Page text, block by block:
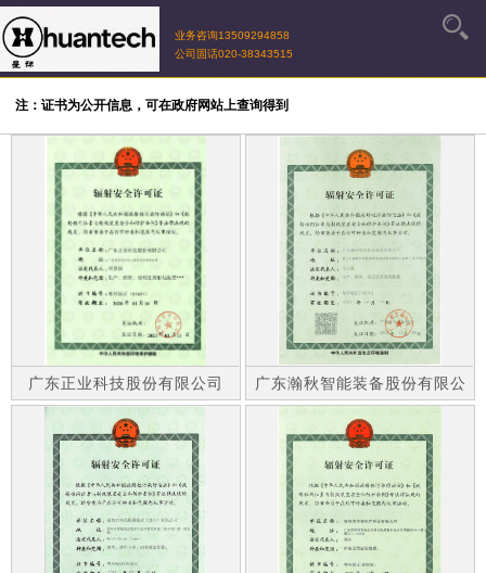
业务咨询13509294858
公司固话020-38343515
注：证书为公开信息，可在政府网站上查询得到
广东正业科技股份有限公司
广东瀚秋智能装备股份有限公
司